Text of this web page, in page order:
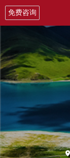
免费咨询